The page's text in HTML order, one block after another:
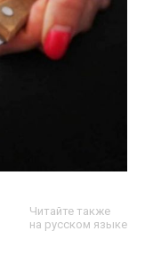
Читайте также
на русском языке